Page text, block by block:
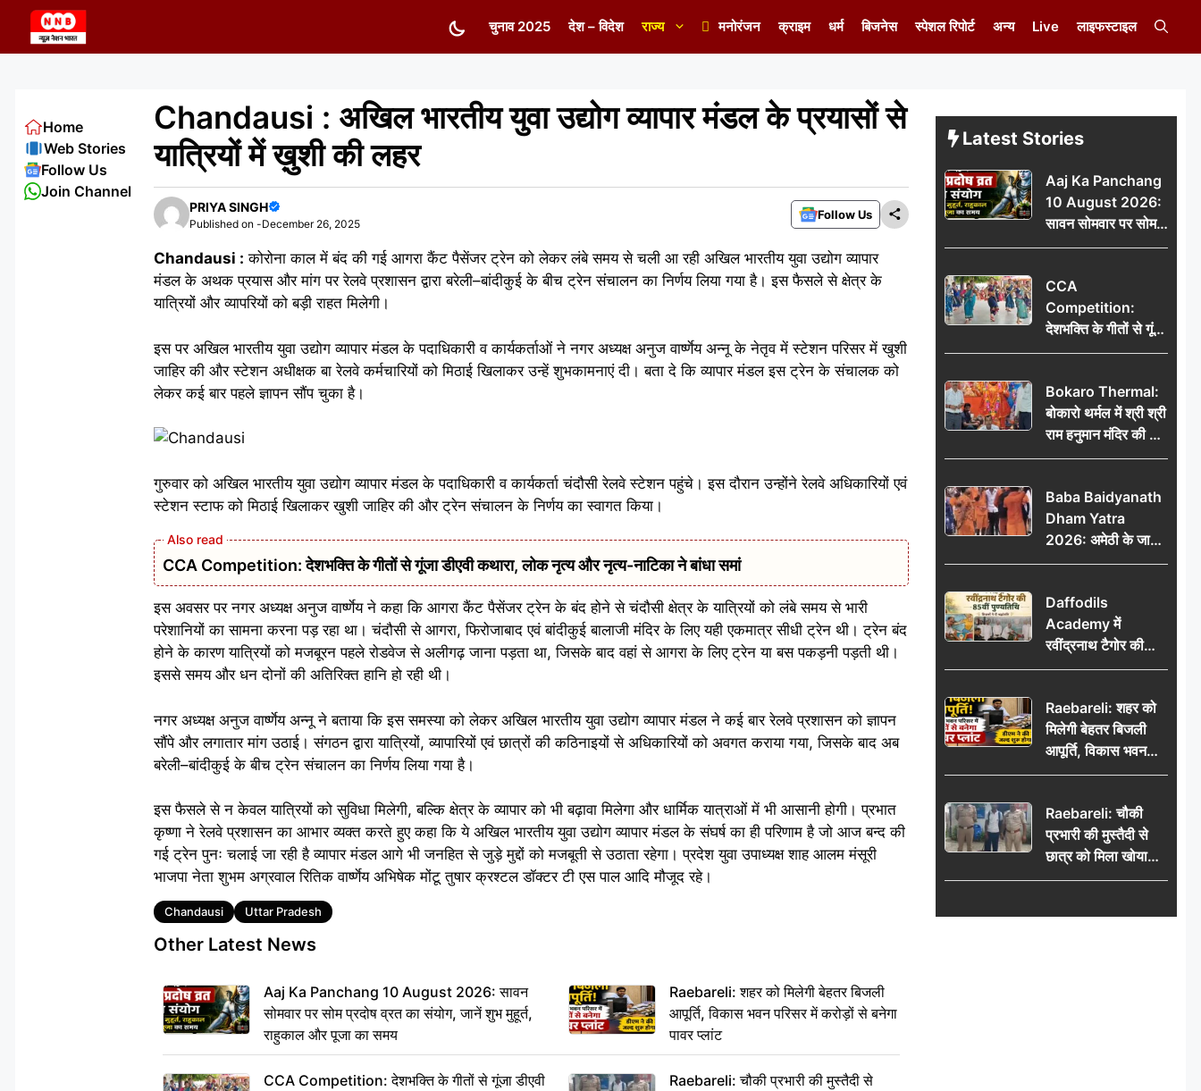
content
चुनाव 2025 देश – विदेश राज्य मनोरंजन क्राइम धर्म बिजनेस स्पेशल रिपोर्ट अन्य Live लाइफस्टाइल
Chandausi : अखिल भारतीय युवा उद्योग व्यापार मंडल के प्रयासों से
यात्रियों में ख़ुशी की लहर
PRIYA SINGH
Published on -December 26, 2025
Follow Us
Chandausi : कोरोना काल में बंद की गई आगरा कैंट पैसेंजर ट्रेन को लेकर लंबे समय से चली आ रही अखिल भारतीय युवा उद्योग व्यापार
मंडल के अथक प्रयास और मांग पर रेलवे प्रशासन द्वारा बरेली–बांदीकुई के बीच ट्रेन संचालन का निर्णय लिया गया है। इस फैसले से क्षेत्र के
यात्रियों और व्यापरियों को बड़ी राहत मिलेगी।
इस पर अखिल भारतीय युवा उद्योग व्यापार मंडल के पदाधिकारी व कार्यकर्ताओं ने नगर अध्यक्ष अनुज वार्ष्णेय अन्नू के नेतृव में स्टेशन परिसर में खुशी
जाहिर की और स्टेशन अधीक्षक बा रेलवे कर्मचारियों को मिठाई खिलाकर उन्हें शुभकामनाएं दी। बता दे कि व्यापार मंडल इस ट्रेन के संचालक को
लेकर कई बार पहले ज्ञापन सौंप चुका है।
गुरुवार को अखिल भारतीय युवा उद्योग व्यापार मंडल के पदाधिकारी व कार्यकर्ता चंदौसी रेलवे स्टेशन पहुंचे। इस दौरान उन्होंने रेलवे अधिकारियों एवं
स्टेशन स्टाफ को मिठाई खिलाकर खुशी जाहिर की और ट्रेन संचालन के निर्णय का स्वागत किया।
CCA Competition: देशभक्ति के गीतों से गूंजा डीएवी कथारा, लोक नृत्य और नृत्य-नाटिका ने बांधा समां
इस अवसर पर नगर अध्यक्ष अनुज वार्ष्णेय ने कहा कि आगरा कैंट पैसेंजर ट्रेन के बंद होने से चंदौसी क्षेत्र के यात्रियों को लंबे समय से भारी
परेशानियों का सामना करना पड़ रहा था। चंदौसी से आगरा, फिरोजाबाद एवं बांदीकुई बालाजी मंदिर के लिए यही एकमात्र सीधी ट्रेन थी। ट्रेन बंद
होने के कारण यात्रियों को मजबूरन पहले रोडवेज से अलीगढ़ जाना पड़ता था, जिसके बाद वहां से आगरा के लिए ट्रेन या बस पकड़नी पड़ती थी।
इससे समय और धन दोनों की अतिरिक्त हानि हो रही थी।
नगर अध्यक्ष अनुज वार्ष्णेय अन्नू ने बताया कि इस समस्या को लेकर अखिल भारतीय युवा उद्योग व्यापार मंडल ने कई बार रेलवे प्रशासन को ज्ञापन
सौंपे और लगातार मांग उठाई। संगठन द्वारा यात्रियों, व्यापारियों एवं छात्रों की कठिनाइयों से अधिकारियों को अवगत कराया गया, जिसके बाद अब
बरेली–बांदीकुई के बीच ट्रेन संचालन का निर्णय लिया गया है।
इस फैसले से न केवल यात्रियों को सुविधा मिलेगी, बल्कि क्षेत्र के व्यापार को भी बढ़ावा मिलेगा और धार्मिक यात्राओं में भी आसानी होगी। प्रभात
कृष्णा ने रेलवे प्रशासन का आभार व्यक्त करते हुए कहा कि ये अखिल भारतीय युवा उद्योग व्यापार मंडल के संघर्ष का ही परिणाम है जो आज बन्द की
गई ट्रेन पुनः चलाई जा रही है व्यापार मंडल आगे भी जनहित से जुड़े मुद्दों को मजबूती से उठाता रहेगा। प्रदेश युवा उपाध्यक्ष शाह आलम मंसूरी
भाजपा नेता शुभम अग्रवाल रितिक वार्ष्णेय अभिषेक मोंटू तुषार क्रश्टल डॉक्टर टी एस पाल आदि मौजूद रहे।
Tags
Chandausi Uttar Pradesh
Other Latest News
Aaj Ka Panchang 10 August 2026: सावन
सोमवार पर सोम प्रदोष व्रत का संयोग, जानें शुभ मुहूर्त,
राहुकाल और पूजा का समय
CCA Competition: देशभक्ति के गीतों से गूंजा डीएवी
Raebareli: शहर को मिलेगी बेहतर बिजली
आपूर्ति, विकास भवन परिसर में करोड़ों से बनेगा
पावर प्लांट
Raebareli: चौकी प्रभारी की मुस्तैदी से
Home
Web Stories
Follow Us
Join Channel
Latest Stories
Aaj Ka Panchang
10 August 2026:
सावन सोमवार पर सोम
प्रदोष व्रत का संयोग,
और पूजा का समय
CCA
Competition:
देशभक्ति के गीतों से गूंजा
डीएवी कथारा, लोक
बांधा समां
Bokaro Thermal:
बोकारो थर्मल में श्री श्री
राम हनुमान मंदिर की नई
कमेटी गठित, बाबूलाल
Baba Baidyanath
Dham Yatra
2026: अमेठी के जायस
से बाबा बैद्यनाथ धाम के
का दूसरा जत्था
Daffodils
Academy में
रवींद्रनाथ टैगोर की
85वीं पुण्यतिथि मनाई
श्रद्धांजलि
Raebareli: शहर को
मिलेगी बेहतर बिजली
आपूर्ति, विकास भवन
परिसर में करोड़ों से
Raebareli: चौकी
प्रभारी की मुस्तैदी से
छात्र को मिला खोया
बैग, जरूरी दस्तावेज
पुलिस टीम का जताया